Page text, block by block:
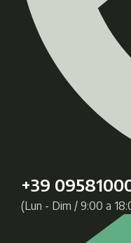
+39
(Lun - Dim / 9:00 a